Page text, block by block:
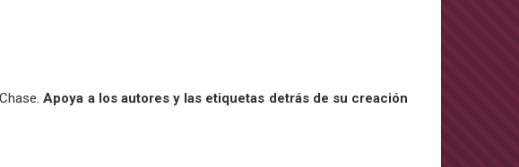
Apoya a los autores y las etiquetas detrás de su creación